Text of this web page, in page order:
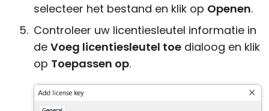
selecteer het bestand en klik op Openen.
Controleer uw licentiesleutel informatie in
de Voeg licentiesleutel toe dialoog en klik
op Toepassen op.